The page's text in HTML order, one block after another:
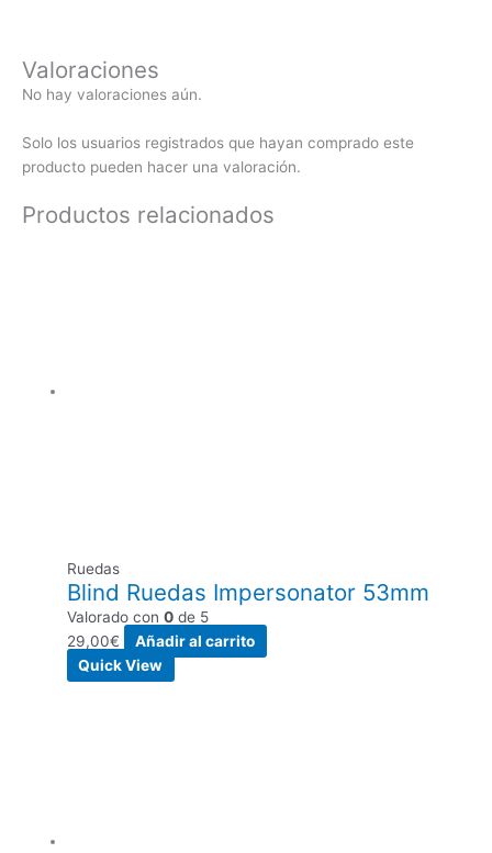
Valoraciones
No hay valoraciones aún.
Solo los usuarios registrados que hayan comprado este
producto pueden hacer una valoración.
Productos relacionados
Ruedas
Blind Ruedas Impersonator 53mm
Valorado con0 de 5
29,00€
Añadir al carrito
Quick View